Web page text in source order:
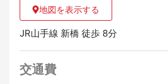
地図を表示する
JR山手線 新橋 徒歩 8分
交通費